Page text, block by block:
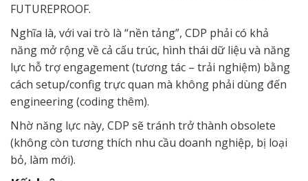
FUTUREPROOF.
Nghĩa là, với vai trò là “nền tảng”, CDP phải có khả
năng mở rộng về cả cấu trúc, hình thái dữ liệu và năng
lực hỗ trợ engagement (tương tác – trải nghiệm) bằng
cách setup/config trực quan mà không phải dùng đến
engineering (coding thêm).
Nhờ năng lực này, CDP sẽ tránh trở thành obsolete
(không còn tương thích nhu cầu doanh nghiệp, bị loại
bỏ, làm mới).